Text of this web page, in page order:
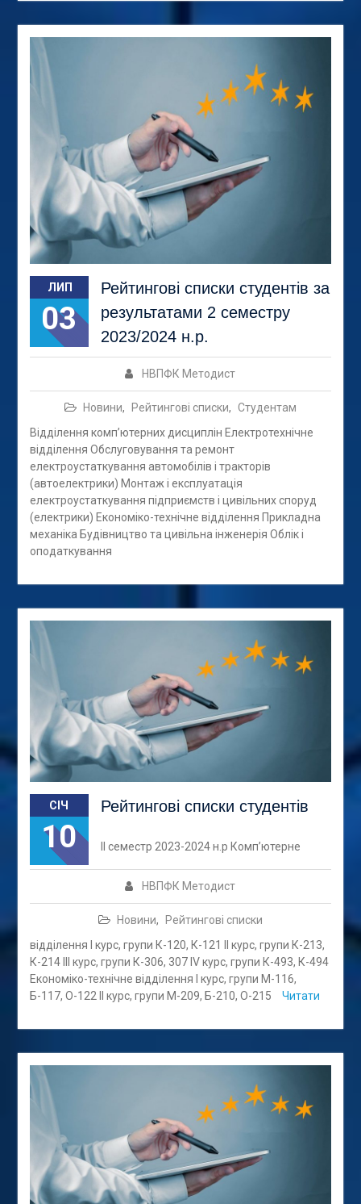
ЛИП
03
Рейтингові списки студентів за
результатами 2 семестру
2023/2024 н.р.
НВПФК Методист
Новини, Рейтингові списки, Студентам
Відділення комп’ютерних дисциплін Електротехнічне
відділення Обслуговування та ремонт
електроустаткування автомобілів і тракторів
(автоелектрики) Монтаж і експлуатація
електроустаткування підприємств і цивільних споруд
(електрики) Економіко-технічне відділення Прикладна
механіка Будівництво та цивільна інженерія Облік і
оподаткування
СІЧ
10
Рейтингові списки студентів
НВПФК Методист
Новини, Рейтингові списки
ІІ семестр 2023-2024 н.р Комп’ютерне
відділення І курс, групи К-120, К-121 ІІ курс, групи К-213,
К-214 ІІІ курс, групи К-306, 307 ІV курс, групи К-493, К-494
Економіко-технічне відділення І курс, групи М-116,
Б-117, О-122 ІІ курс, групи М-209, Б-210, О-215
Читати